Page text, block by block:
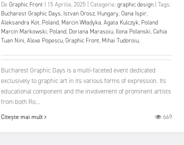
De Graphic Front 15 Aprilie, 2025 Categorie:graphic design Tags:
Bucharest Graphic Days, Istvan Orosz, Hungary,Oana Ispir,
Aleksandra Kot, Poland, Marcin Władyka,Agata Kulczyk, Poland
Marcin Markowski, Poland, Doriana Marasoiu, Ilona Polanski,Cehia
Tuan Nini,Alexe Popescu,Graphic Front, Mihai Tudoroiu,
Bucharest Graphic Days is a multi-faceted event dedicated
exclusively to graphic art in its various forms of expression. Its
educational component and the involvement of prominent artists
from both Ro...
Citește mai mult 669